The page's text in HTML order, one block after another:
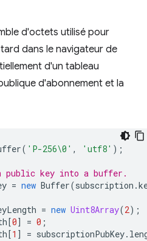
d'octets utilisé pour
dans le navigateur de
d'un tableau
d'abonnement et la
( 'P-256\0' , 'utf8' );
public key into a buffer.
= new Buffer(subscription .
= new Uint8Array(2);
[0] = 0 ;
[1 ] = subscriptionPubKey.